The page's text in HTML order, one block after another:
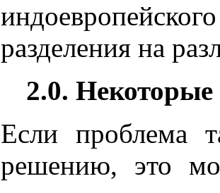
разделения на
2.0.
Если проблема
решению, это